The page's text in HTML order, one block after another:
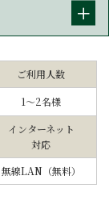
ご利用人数
1〜2名様
インターネット
対応
無線LAN（無料）